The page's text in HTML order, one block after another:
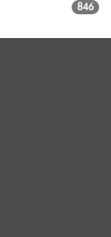
846